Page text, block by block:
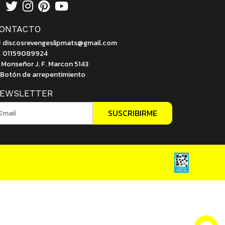
discosrevengeslipmats@gmail.com
01159089924
Monseñor J. F. Marcon 5143
de arrepentimiento
SUSCRIBIRME